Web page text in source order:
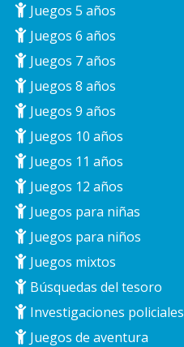
Juegos 5 años
Juegos 6 años
Juegos 7 años
Juegos 8 años
Juegos 9 años
Juegos 10 años
Juegos 11 años
Juegos 12 años
Juegos para niñas
Juegos para niños
Juegos mixtos
Búsquedas del tesoro
Investigaciones policiales
Juegos de aventura